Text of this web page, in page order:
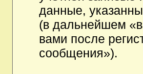
данные,
(в дальнейшем
вами после
сообщения»).